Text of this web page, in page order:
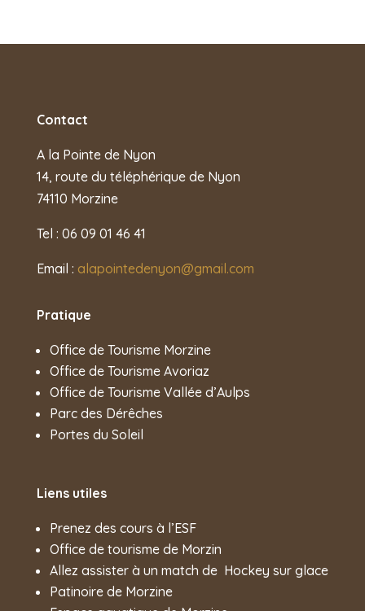
Contact
A la Pointe de Nyon
14, route du téléphérique de Nyon
74110 Morzine
Tel : 06 09 01 46 41
Email : alapointedenyon@gmail.com
Pratique
Office de Tourisme Morzine
Office de Tourisme Avoriaz
Office de Tourisme Vallée d’Aulps
Parc des Dérêches
Portes du Soleil
Liens utiles
Prenez des cours à l’ESF
Office de tourisme de Morzin
Allez assister à un match de Hockey sur glace
Patinoire de Morzine